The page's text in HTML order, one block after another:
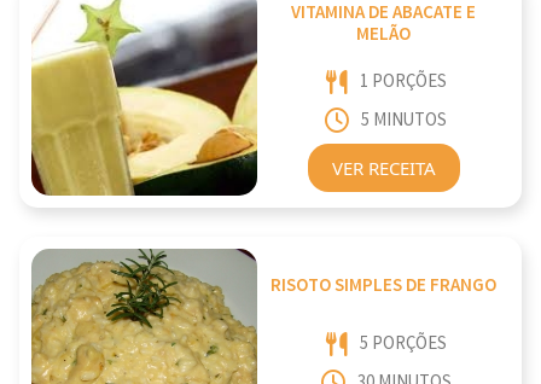
VITAMINA DE ABACATE E
MELÃO
1 PORÇÕES
5 MINUTOS
VER RECEITA
RISOTO SIMPLES DE FRANGO
5 PORÇÕES